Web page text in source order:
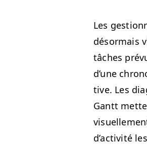
Les
désor­mais
tâch­es
d’une
tive. Les
Gantt
d’ac­tiv­ité